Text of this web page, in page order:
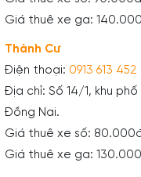
Giá thuê xe ga:
Thành Cư
Điện thoại: 0913 613 452
Địa chỉ: Số 14/1, khu
Đồng Nai.
Giá thuê xe số:
Giá thuê xe ga: